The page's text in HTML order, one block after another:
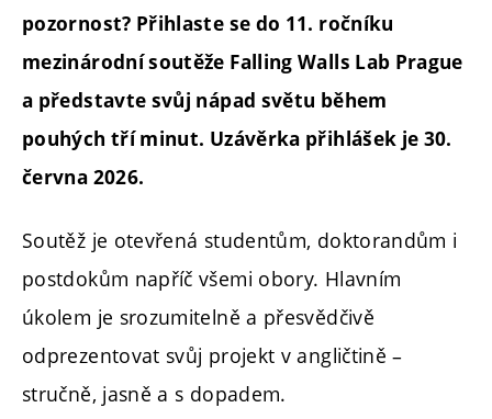
pozornost? Přihlaste se do 11. ročníku
mezinárodní soutěže Falling Walls Lab Prague
a představte svůj nápad světu během
pouhých tří minut. Uzávěrka přihlášek je 30.
června 2026.
Soutěž je otevřená studentům, doktorandům i
postdokům napříč všemi obory. Hlavním
úkolem je srozumitelně a přesvědčivě
odprezentovat svůj projekt v angličtině –
stručně, jasně a s dopadem.